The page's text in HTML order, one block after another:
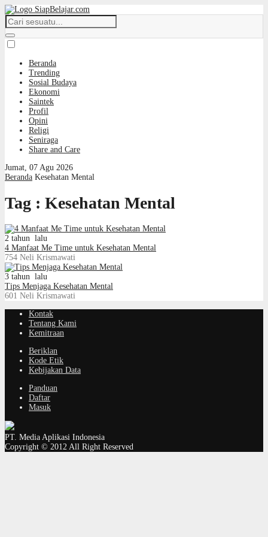
Beranda
Trending
Sosial Budaya
Ekonomi
Saintek
Profil
Opini
Religi
Seniraga
Share and Care
Jumat, 07 Agu 2026
Beranda Kesehatan Mental
Tag : Kesehatan Mental
2 tahun lalu
4 Manfaat Me Time untuk Kesehatan Mental
754 Neli Krismawati
3 tahun lalu
Tips Menjaga Kesehatan Mental
601 Neli Krismawati
Kontak
Tentang Kami
Kemitraan
Beriklan
Kode Etik
Kebijakan Data
Panduan
Daftar
Masuk
PT. Media Aplikasi Indonesia
Copyright © 2012 All Right Reserved